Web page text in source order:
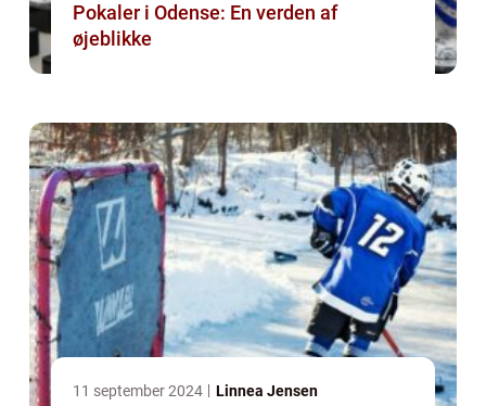
Pokaler i Odense: En verden af
øjeblikke
11 september 2024 Linnea Jensen